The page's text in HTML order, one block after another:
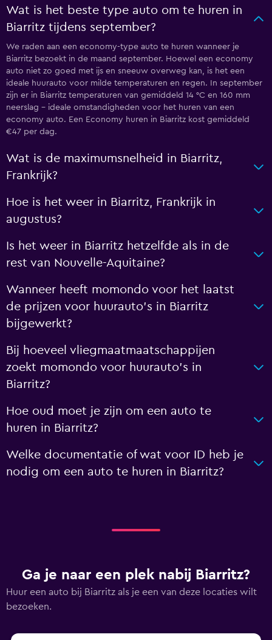
Wat is het beste type auto om te huren in
Biarritz tijdens september?
We raden aan een economy-type auto te huren wanneer je
Biarritz bezoekt in de maand september. Hoewel een economy
auto niet zo goed met ijs en sneeuw overweg kan, is het een
ideale huurauto voor milde temperaturen en regen. In september
zijn er in Biarritz temperaturen van gemiddeld 14 °C en 160 mm
neerslag - ideale omstandigheden voor het huren van een
economy auto. Een Economy huren in Biarritz kost gemiddeld
€47 per dag.
Wat is de maximumsnelheid in Biarritz,
Frankrijk?
Hoe is het weer in Biarritz, Frankrijk in
augustus?
Is het weer in Biarritz hetzelfde als in de
rest van Nouvelle-Aquitaine?
Wanneer heeft momondo voor het laatst
de prijzen voor huurauto's in Biarritz
bijgewerkt?
Bij hoeveel vliegmaatmaatschappijen
zoekt momondo voor huurauto's in
Biarritz?
Hoe oud moet je zijn om een auto te
huren in Biarritz?
Welke documentatie of wat voor ID heb je
nodig om een auto te huren in Biarritz?
Ga je naar een plek nabij Biarritz?
Huur een auto bij Biarritz als je een van deze locaties wilt
bezoeken.